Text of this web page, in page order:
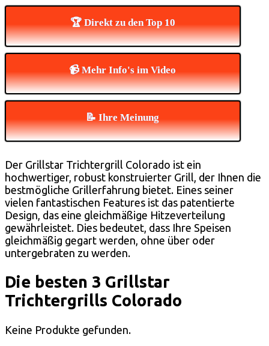
🏆 Direkt zu den Top 10
📹 Mehr Info's im Video
📝 Ihre Meinung
Der Grillstar Trichtergrill Colorado ist ein
hochwertiger, robust konstruierter Grill, der Ihnen die
bestmögliche Grillerfahrung bietet. Eines seiner
vielen fantastischen Features ist das patentierte
Design, das eine gleichmäßige Hitzeverteilung
gewährleistet. Dies bedeutet, dass Ihre Speisen
gleichmäßig gegart werden, ohne über oder
untergebraten zu werden.
Die besten 3 Grillstar
Trichtergrills Colorado
Keine Produkte gefunden.